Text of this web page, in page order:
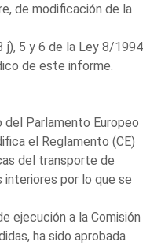
de modificación de la
j), 5 y 6 de la Ley 8/1994
de este informe.
del Parlamento Europeo
el Reglamento (CE)
del transporte de
interiores por lo que se
ejecución a la Comisión
ha sido aprobada